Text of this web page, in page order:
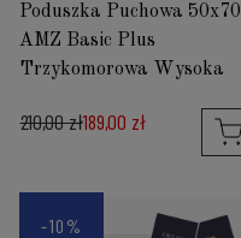
Poduszka Puchowa 50x70
AMZ Basic Plus
Trzykomorowa Wysoka
210,00 zł189,00 zł
-10%